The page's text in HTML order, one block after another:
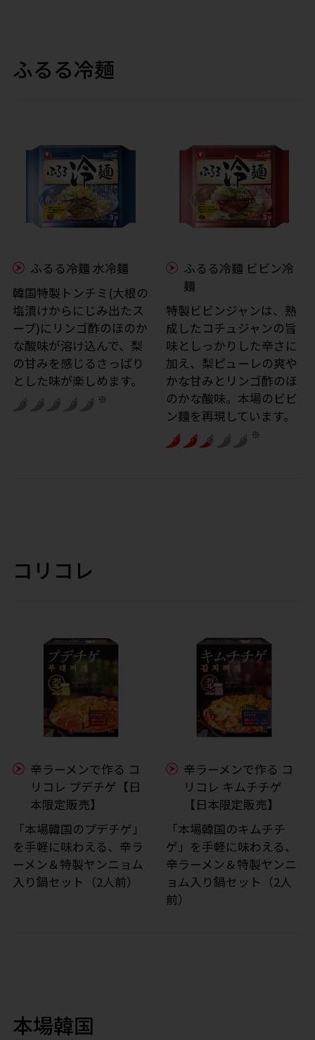
ふるる冷麺
ふるる冷麺 水冷麺
韓国特製トンチミ(大根の
塩漬けからにじみ出たス
ープ)にリンゴ酢のほのか
な酸味が溶け込んで、梨
の甘みを感じるさっぱり
とした味が楽しめます。
※
ふるる冷麺 ビビン冷
麺
特製ビビンジャンは、熟
成したコチュジャンの旨
味としっかりした辛さに
加え、梨ピューレの爽や
かな甘みとリンゴ酢のほ
のかな酸味。本場のビビ
ン麺を再現しています。
※
コリコレ
辛ラーメンで作る コ
リコレ プデチゲ【日
本限定販売】
「本場韓国のプデチゲ」
を手軽に味わえる、辛ラ
ーメン＆特製ヤンニョム
入り鍋セット（2人前）
辛ラーメンで作る コ
リコレ キムチチゲ
【日本限定販売】
「本場韓国のキムチチ
ゲ」を手軽に味わえる、
辛ラーメン＆特製ヤンニ
ョム入り鍋セット（2人
前）
本場韓国